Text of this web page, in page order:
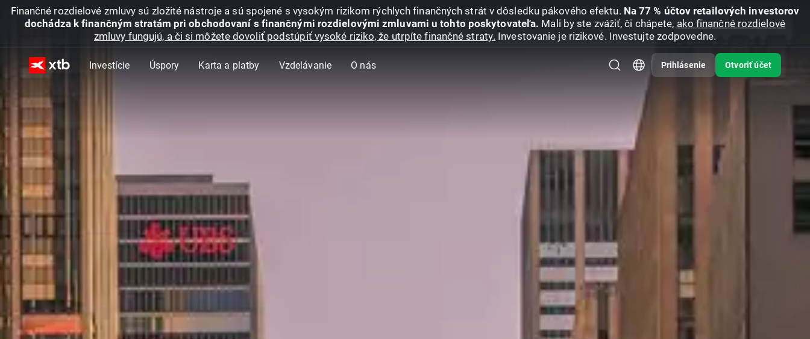
Finančné rozdielové zmluvy sú zložité nástroje a sú spojené s vysokým rizikom rýchlych finančných strát v dôsledku pákového efektu. Na 77 % účtov retailových investorov
dochádza k finančným stratám pri obchodovaní s finančnými rozdielovými zmluvami u tohto poskytovateľa. Mali by ste zvážiť, či chápete, ako finančné rozdielové
zmluvy fungujú, a či si môžete dovoliť podstúpiť vysoké riziko, že utrpíte finančné straty. Investovanie je rizikové. Investujte zodpovedne.
Investície Úspory Karta a platby Vzdelávanie O nás Prihlásenie Otvoriť účet